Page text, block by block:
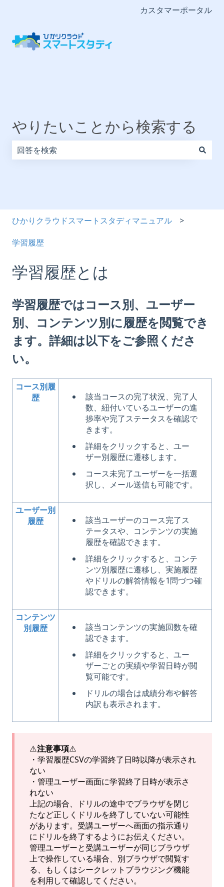
カスタマーポータル
やりたいことから検索する
ひかりクラウドスマートスタディマニュアル
学習履歴
学習履歴とは
学習履歴ではコース別、ユーザー
別、コンテンツ別に履歴を閲覧でき
ます。詳細は以下をご参照くださ
い。
コース別履
歴
該当コースの完了状況、完了人
数、紐付いているユーザーの進
捗率や完了ステータスを確認で
きます。
詳細をクリックすると、ユー
ザー別履歴に遷移します。
コース未完了ユーザーを一括選
択し、メール送信も可能です。
ユーザー別
履歴
該当ユーザーのコース完了ス
テータスや、コンテンツの実施
履歴を確認できます。
詳細をクリックすると、コンテ
ンツ別履歴に遷移し、実施履歴
やドリルの解答情報を1問づつ確
認できます。
コンテンツ
別履歴
該当コンテンツの実施回数を確
認できます。
詳細をクリックすると、ユー
ザーごとの実績や学習日時が閲
覧可能です。
ドリルの場合は成績分布や解答
内訳も表示されます。
⚠️注意事項⚠️
・学習履歴CSVの学習終了日時以降が表示され
ない
・管理ユーザー画面に学習終了日時が表示さ
れない
上記の場合、ドリルの途中でブラウザを閉じ
たなど正しくドリルを終了していない可能性
があります。受講ユーザーへ画面の指示通り
にドリルを終了するようにお伝えください。
管理ユーザーと受講ユーザーが同じブラウザ
上で操作している場合、別ブラウザで閲覧す
る、もしくはシークレットブラウジング機能
を利用して確認してください。